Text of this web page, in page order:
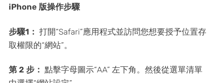
iPhone 版操作步驟
步驟1： 打開“Safari”應用程式並訪問您想要授予位置存
取權限的“網站”。
第 2 步： 點擊字母圖示“AA” 左下角。然後從選單清單